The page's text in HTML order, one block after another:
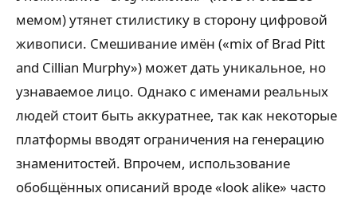
мемом) утянет стилистику в сторону цифровой
живописи. Смешивание имён («mix of Brad Pitt
and Cillian Murphy») может дать уникальное, но
узнаваемое лицо. Однако с именами реальных
людей стоит быть аккуратнее, так как некоторые
платформы вводят ограничения на генерацию
знаменитостей. Впрочем, использование
обобщённых описаний вроде «look alike» часто